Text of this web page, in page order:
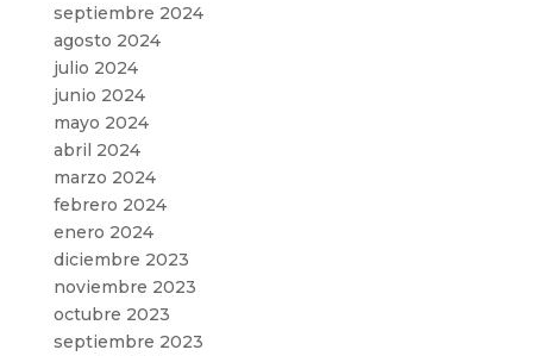
septiembre 2024
agosto 2024
julio 2024
junio 2024
mayo 2024
abril 2024
marzo 2024
febrero 2024
enero 2024
diciembre 2023
noviembre 2023
octubre 2023
septiembre 2023